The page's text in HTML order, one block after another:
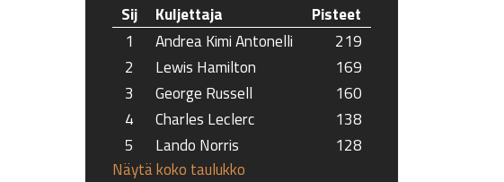
Sij Kuljettaja
Pisteet
1
Andrea Kimi Antonelli
219
2
Lewis Hamilton
169
3
George Russell
160
4
Charles Leclerc
138
5
Lando Norris
128
Näytä koko taulukko